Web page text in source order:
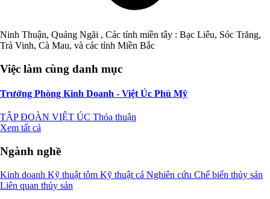
Ninh Thuận, Quảng Ngãi , Các tỉnh miền tây : Bạc Liêu, Sóc Trăng,
Trà Vinh, Cà Mau, và các tỉnh Miền Bắc
Việc làm cùng danh mục
Trưởng Phòng Kinh Doanh - Việt Úc Phù Mỹ
TẬP ĐOÀN VIỆT ÚC Thỏa thuận
Xem tất cả
Ngành nghề
Kinh doanh Kỹ thuật tôm Kỹ thuật cá Nghiên cứu Chế biến thủy sản
Liên quan thủy sản